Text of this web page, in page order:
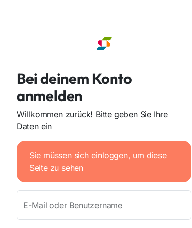
Bei deinem Konto
anmelden
Willkommen zurück! Bitte geben Sie Ihre
Daten ein
Sie müssen sich einloggen, um diese
Seite zu sehen
E-Mail oder Benutzername